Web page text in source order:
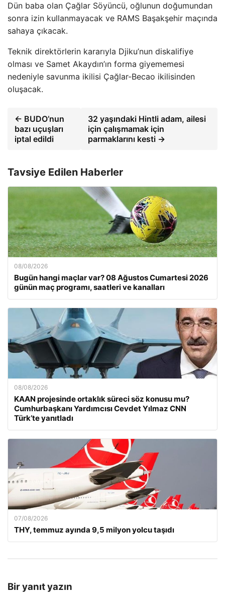
Dün baba olan Çağlar Söyüncü, oğlunun doğumundan
sonra izin kullanmayacak ve RAMS Başakşehir maçında
sahaya çıkacak.
Teknik direktörlerin kararıyla Djiku’nun diskalifiye
olması ve Samet Akaydın’ın forma giyememesi
nedeniyle savunma ikilisi Çağlar-Becao ikilisinden
oluşacak.
← BUDO’nun
bazı uçuşları
iptal edildi
32 yaşındaki Hintli adam, ailesi
için çalışmamak için
parmaklarını kesti →
Tavsiye Edilen Haberler
08/08/2026
Bugün hangi maçlar var? 08 Ağustos Cumartesi 2026
günün maç programı, saatleri ve kanalları
08/08/2026
KAAN projesinde ortaklık süreci söz konusu mu?
Cumhurbaşkanı Yardımcısı Cevdet Yılmaz CNN
Türk’te yanıtladı
07/08/2026
THY, temmuz ayında 9,5 milyon yolcu taşıdı
Bir yanıt yazın